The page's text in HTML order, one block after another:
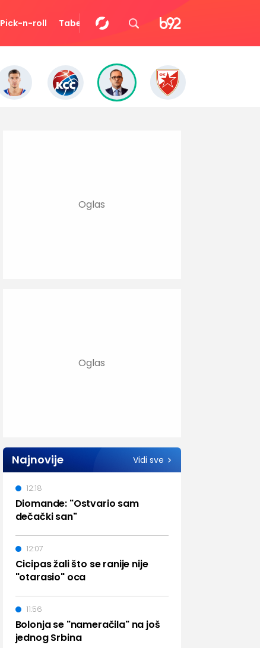
Pick-n-roll Tabela Video Eurocup
Najnovije Vidi sve
Diomande: "Ostvario sam
dečački san"
12:18
Cicipas žali što se ranije nije
"otarasio" oca
12:07
Bolonja se "nameračila" na još
jednog Srbina
11:56